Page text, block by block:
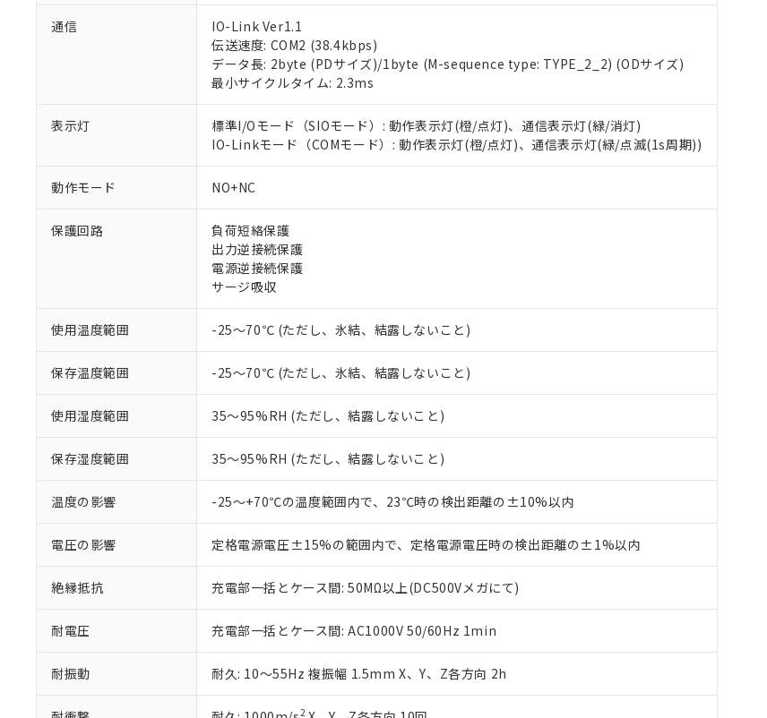
通信
IO-Link Ver1.1
伝送速度: COM2 (38.4kbps)
データ長: 2byte (PDサイズ)/1byte (M-sequence type: TYPE_2_2) (ODサイズ)
最小サイクルタイム: 2.3ms
表示灯
標準I/Oモード（SIOモード）: 動作表示灯(橙/点灯)、通信表示灯(緑/消灯)
IO-Linkモード（COMモード）: 動作表示灯(橙/点灯)、通信表示灯(緑/点滅(1s周期))
動作モード NO+NC
保護回路
負荷短絡保護
出力逆接続保護
電源逆接続保護
サージ吸収
使用温度範囲 -25～70℃ (ただし、氷結、結露しないこと)
保存温度範囲 -25～70℃ (ただし、氷結、結露しないこと)
使用湿度範囲 35～95%RH (ただし、結露しないこと)
保存湿度範囲 35～95%RH (ただし、結露しないこと)
温度の影響 -25～+70℃の温度範囲内で、23℃時の検出距離の±10%以内
電圧の影響 定格電源電圧±15%の範囲内で、定格電源電圧時の検出距離の±1%以内
絶縁抵抗 充電部一括とケース間: 50MΩ以上(DC500Vメガにて)
耐電圧 充電部一括とケース間: AC1000V 50/60Hz 1min
耐振動 耐久: 10～55Hz 複振幅 1.5mm X、Y、Z各方向 2h
2
ご利用条件
以下の条件をお読みいただき、同意のうえご利用ください。
正式な納期状況および標準価格はお客様のお取引先、またはお客様担当のオ
当社販売員にご相談ください。
オムロン制御機器販売店や当社販売拠点は「販売ネットワーク
」をご確認
在庫状況および標準価格結果を当社の事前の承諾なく第三者に漏洩または
マイパーツ機能（部品リスト作成サービス）をご利用いただくには、I-Web
ている必要があります。
お客様が当ウェブサイト上で当社にご登録された部品リストについて、当社
が、当社の製品・サービスに関するお客様との取引・商談に必要な範囲で利
さい。
※当社の共同利用者とは、"個人情報の共同利用に関して"
いる法人を指します。
※1 対応状況
対応済み：EU RoHS指令（10物質）の非含有に対応した製品が提供可能な商品
対応予定：EU RoHS指令（10物質）の非含有に対応した製品に切り替える予定の
対応予定なし：EU RoHS指令（10物質）の非含有に非対応の商品で、対応品を出
調査・確認中：EU RoHS指令（10物質）の非含有の対応状況を調査中または確認
非該当品：ライセンス料など無形物で、有害物質有無と関係のない商品です。
仕入先様の事情により、非含有部品としていたものが、含有品と判明した場合な
があります。
鉛(Pb) 1000ppm以下、 水銀(Hg) 1000ppm以下、 カドミウム(Cd) 100ppm以下、
六価クロム(Cr(Ⅵ)) 1000ppm以下、ポリ臭化ビフェニル類(PBB) 1000ppm以下、ポリ臭化ジフェニルエ
フタル酸ビス(2-エチルヘキシル) (DEHP)(別名：DOP) 1000ppm以下、フタル酸ブチルベンジル（BBP）
ル（DBP） 1000ppm以下、フタル酸ジイソブチル (DIBP) 1000ppm以下
但し、RoHS指令で産業用監視および制御機器に対する適用除外項目は除く。
※2 対応予定月
部品在庫の切り替え状況などにより、予定月が前後することがあります。
下記の非含有証明書をダウンロードすることができます。
EU RoHS指令（10物質）の非含有証明書
51物質の非含有証明書（当社基準）
また、RoHS指令のフタル酸エステル類４物質の対応では、対応完了までの期間
混在することから備考欄に対応日を記載しておりました。
既に当社にて対応品への在庫切替を完了していることから、特段のことがない
り割愛しております。
※1 中国RoHS○×表
「－」：未確認です。当社販売部門へお問い合わせください。
*中国RoHS10物質の基準値 (GB/T26572)：
Pb(鉛) :1000ppm、 Hg(水銀) : 1000ppm、 Cd(カドミウム) : 100ppm、
Cr(Ⅵ)(六価クロム) : 1000ppm、 PBBs(ポリ臭化ビフェニル類) : 1000ppm、 PBDEs(ポリ臭化ジフェニル
※2 環境保護使用期限
「ｅ」：有害物質（10物質）のすべてが基準値以下であることを示します。
「10」：通常の使用状況下において有害物質が外部に漏えいし、環境に深刻な影
「－」：未確認です。当社販売部門へお問い合わせください。
置等に一切使用いたしません。
当社は、貴社製品を第三者に販売する場合は、上記1、2および3の内容を当
また当社は、販売先および販売に係わる関係者が違法に輸出するおそれがあ
たしません。
△ 一定数には満たないが在庫あり
－
在庫なし(最新の在庫状況については、お客様のお取引先、またはお客
機器販売店・当社販売員にご確認ください)
空
白
受注生産機種、また在庫状況の情報を公開していない機種